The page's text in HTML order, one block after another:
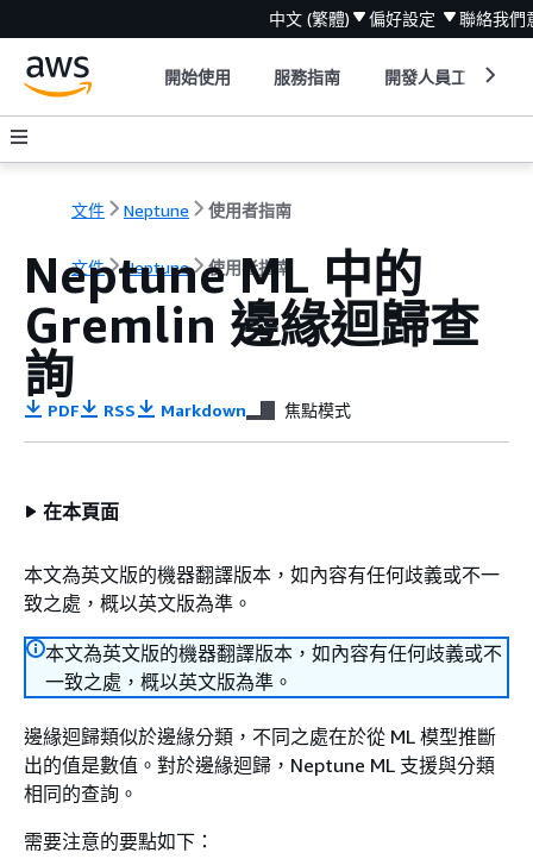
中文 (繁體) 偏好設定 聯絡我們
開始使用 服務指南 開發人員工具
文件 Neptune 使用者指南
文件 Neptune 使用者指南
Neptune ML 中的
Gremlin 邊緣迴歸查
詢
PDF RSS Markdown 焦點模式
在本頁面
本文為英文版的機器翻譯版本，如內容有任何歧義或不一
致之處，概以英文版為準。
本文為英文版的機器翻譯版本，如內容有任何歧義或不
一致之處，概以英文版為準。
邊緣迴歸類似於邊緣分類，不同之處在於從 ML 模型推斷
出的值是數值。對於邊緣迴歸，Neptune ML 支援與分類
相同的查詢。
需要注意的要點如下：